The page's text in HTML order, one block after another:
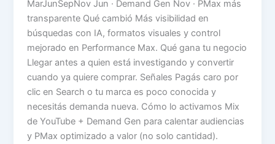
MarJunSepNov Jun · Demand Gen Nov · PMax más
transparente Qué cambió Más visibilidad en
búsquedas con IA, formatos visuales y control
mejorado en Performance Max. Qué gana tu negocio
Llegar antes a quien está investigando y convertir
cuando ya quiere comprar. Señales Pagás caro por
clic en Search o tu marca es poco conocida y
necesitás demanda nueva. Cómo lo activamos Mix
de YouTube + Demand Gen para calentar audiencias
y PMax optimizado a valor (no solo cantidad).